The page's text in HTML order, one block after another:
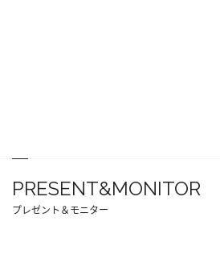
PRESENT&MONITOR
プレゼント＆モニター